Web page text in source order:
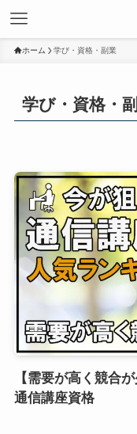
ホーム 学び・資格・副業
学び・資格・
【需要が高く競合
通信講座資格